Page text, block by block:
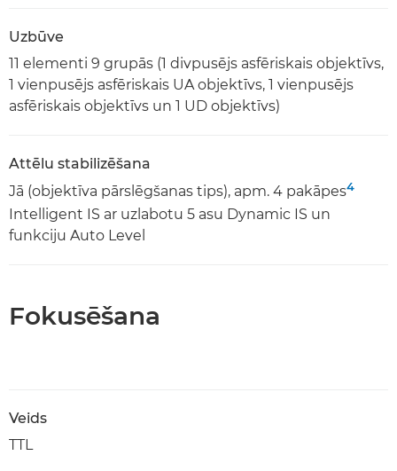
Uzbūve
11 elementi 9 grupās (1 divpusējs asfēriskais objektīvs,
1 vienpusējs asfēriskais UA objektīvs, 1 vienpusējs
asfēriskais objektīvs un 1 UD objektīvs)
Attēlu stabilizēšana
Jā (objektīva pārslēgšanas tips), apm. 4 pakāpes4
Intelligent IS ar uzlabotu 5 asu Dynamic IS un
funkciju Auto Level
Fokusēšana
Veids
TTL